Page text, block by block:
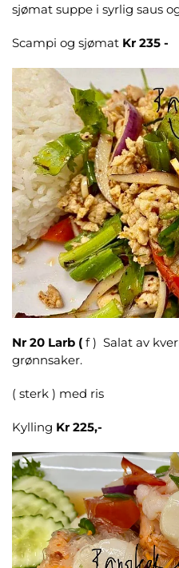
sjømat suppe i syrlig saus
Scampi og sjømat Kr 235 -
Nr 20 Larb ( f ) Salat av
grønnsaker.
( sterk ) med ris
Kylling Kr 225,-